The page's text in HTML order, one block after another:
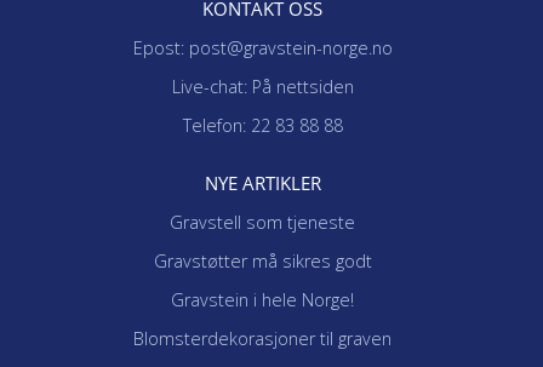
KONTAKT OSS
Epost: post@gravstein-norge.no
Live-chat: På nettsiden
Telefon: 22 83 88 88
NYE ARTIKLER
Gravstell som tjeneste
Gravstøtter må sikres godt
Gravstein i hele Norge!
Blomsterdekorasjoner til graven